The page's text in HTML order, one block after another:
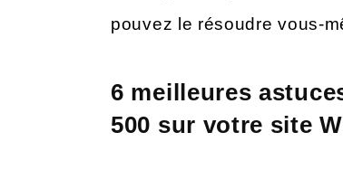
pouvez le résoudre vous-
6 meilleures
500 sur votre site